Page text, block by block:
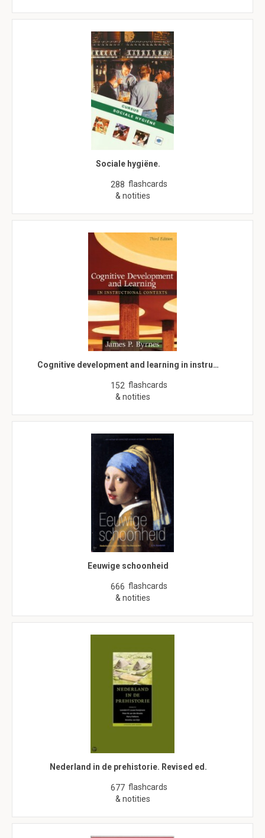
Sociale hygiëne.
288 flashcards
& notities
Cognitive development and learning in instru…
152 flashcards
& notities
Eeuwige schoonheid
666 flashcards
& notities
Nederland in de prehistorie. Revised ed.
677 flashcards
& notities